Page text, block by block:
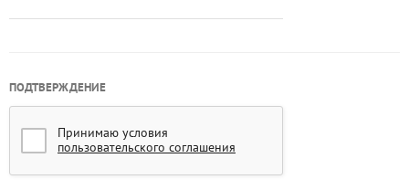
ПОДТВЕРЖДЕНИЕ
Принимаю условия
пользовательского соглашения